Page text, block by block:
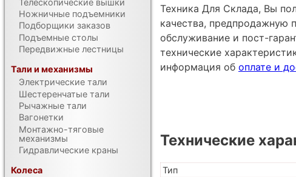
Техника Для Склада, Вы
качества, предпродажную
обслуживание и пост-
технические
информация об оплате и
Технические
Тип
Ножничные подъемники
Подборщики заказов
Подъемные столы
Передвижные лестницы
Тали и механизмы
Электрические тали
Шестеренчатые тали
Рычажные тали
Вагонетки
Монтажно-тяговые
механизмы
Гидравлические краны
Колеса